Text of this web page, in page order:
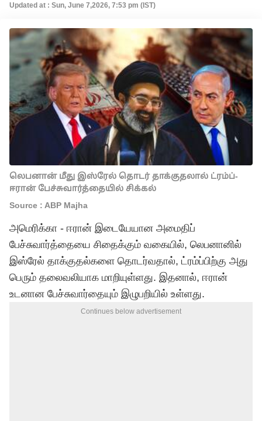
Updated at : Sun, June 7,2026, 7:53 pm (IST)
லெபனான் மீது இஸ்ரேல் தொடர் தாக்குதலால் ட்ரம்ப்-
ஈரான் பேச்சுவார்த்தையில் சிக்கல்
Source : ABP Majha
அமெரிக்கா - ஈரான் இடையேயான அமைதிப்
பேச்சுவார்த்தையை சிதைக்கும் வகையில், லெபனானில்
இஸ்ரேல் தாக்குதல்களை தொடர்வதால், ட்ரம்ப்பிற்கு அது
பெரும் தலைவலியாக மாறியுள்ளது. இதனால், ஈரான்
உடனான பேச்சுவார்தையும் இழுபறியில் உள்ளது.
Continues below advertisement